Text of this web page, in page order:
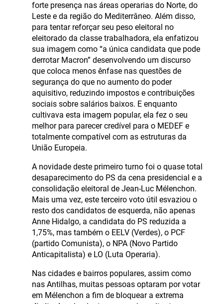
forte presença nas áreas operarias do Norte, do
Leste e da região do Mediterrâneo. Além disso,
para tentar reforçar seu peso eleitoral no
eleitorado da classe trabalhadora, ela enfatizou
sua imagem como “a única candidata que pode
derrotar Macron” desenvolvendo um discurso
que coloca menos ênfase nas questões de
segurança do que no aumento do poder
aquisitivo, reduzindo impostos e contribuições
sociais sobre salários baixos. E enquanto
cultivava esta imagem popular, ela fez o seu
melhor para parecer credível para o MEDEF e
totalmente compatível com as estruturas da
União Europeia.
A novidade deste primeiro turno foi o quase total
desaparecimento do PS da cena presidencial e a
consolidação eleitoral de Jean-Luc Mélenchon.
Mais uma vez, este terceiro voto útil esvaziou o
resto dos candidatos de esquerda, não apenas
Anne Hidalgo, a candidata do PS reduzida a
1,75%, mas também o EELV (Verdes), o PCF
(partido Comunista), o NPA (Novo Partido
Anticapitalista) e LO (Luta Operaria).
Nas cidades e bairros populares, assim como
nas Antilhas, muitas pessoas optaram por votar
em Mélenchon a fim de bloquear a extrema